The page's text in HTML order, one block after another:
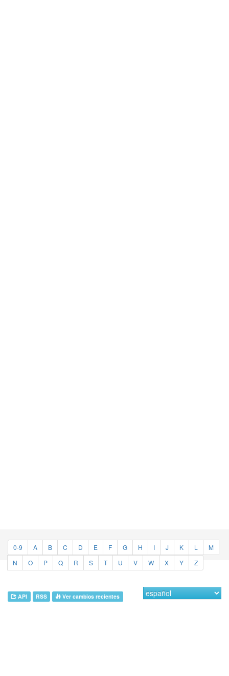
0-9 A B C D E F G H I J K L
M
N
O P Q R S T U V W X Y Z
API RSS Ver cambios recientes